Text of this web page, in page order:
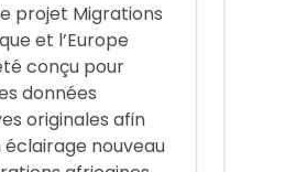
projet Migrations
et l’Europe
conçu pour
données
originales afin
nouveau